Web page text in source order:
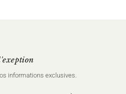
informations exclusives.